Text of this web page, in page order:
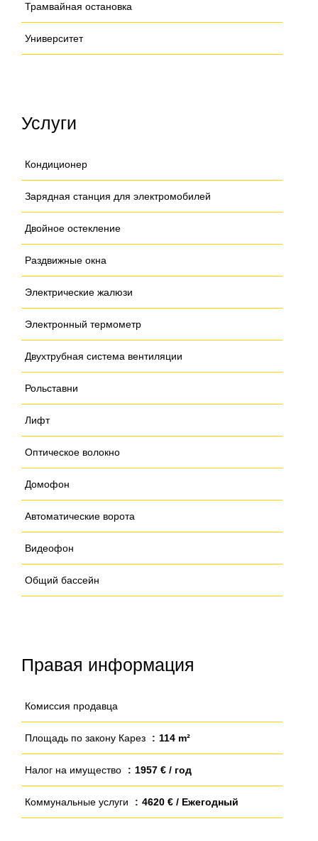
Трамвайная остановка
Университет
Услуги
Кондиционер
Зарядная станция для электромобилей
Двойное остекление
Раздвижные окна
Электрические жалюзи
Электронный термометр
Двухтрубная система вентиляции
Рольставни
Лифт
Оптическое волокно
Домофон
Автоматические ворота
Видеофон
Общий бассейн
Правая информация
Комиссия продавца
Площадь по закону Карез 114 m²
Налог на имущество 1957 € / год
Коммунальные услуги 4620 € / Ежегодный